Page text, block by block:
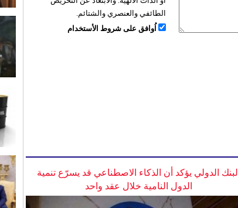
الطائفي والعنصري والشتائم.
اُوافق على شروط الأستخدام
البنك الدولي يؤكد أن الذكاء الاصطناعي قد يسرّع تنمية
الدول النامية خلال عقد واحد